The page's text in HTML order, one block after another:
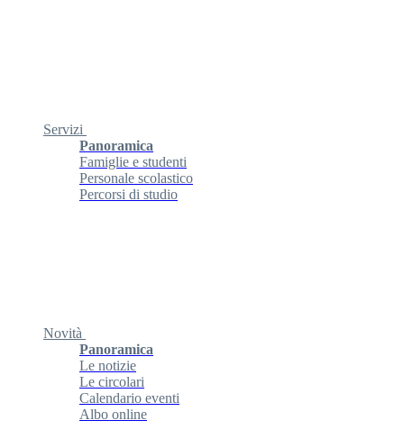
Servizi
Panoramica
Famiglie e studenti
Personale scolastico
Percorsi di studio
Novità
Panoramica
Le notizie
Le circolari
Calendario eventi
Albo online